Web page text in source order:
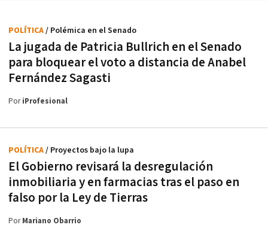
La jugada de Patricia Bullrich en el Senado
para bloquear el voto a distancia de Anabel
Fernández Sagasti
POLÍTICA/ Polémica en el Senado
PoriProfesional
El Gobierno revisará la desregulación
inmobiliaria y en farmacias tras el paso en
falso por la Ley de Tierras
POLÍTICA/ Proyectos bajo la lupa
PorMariano Obarrio